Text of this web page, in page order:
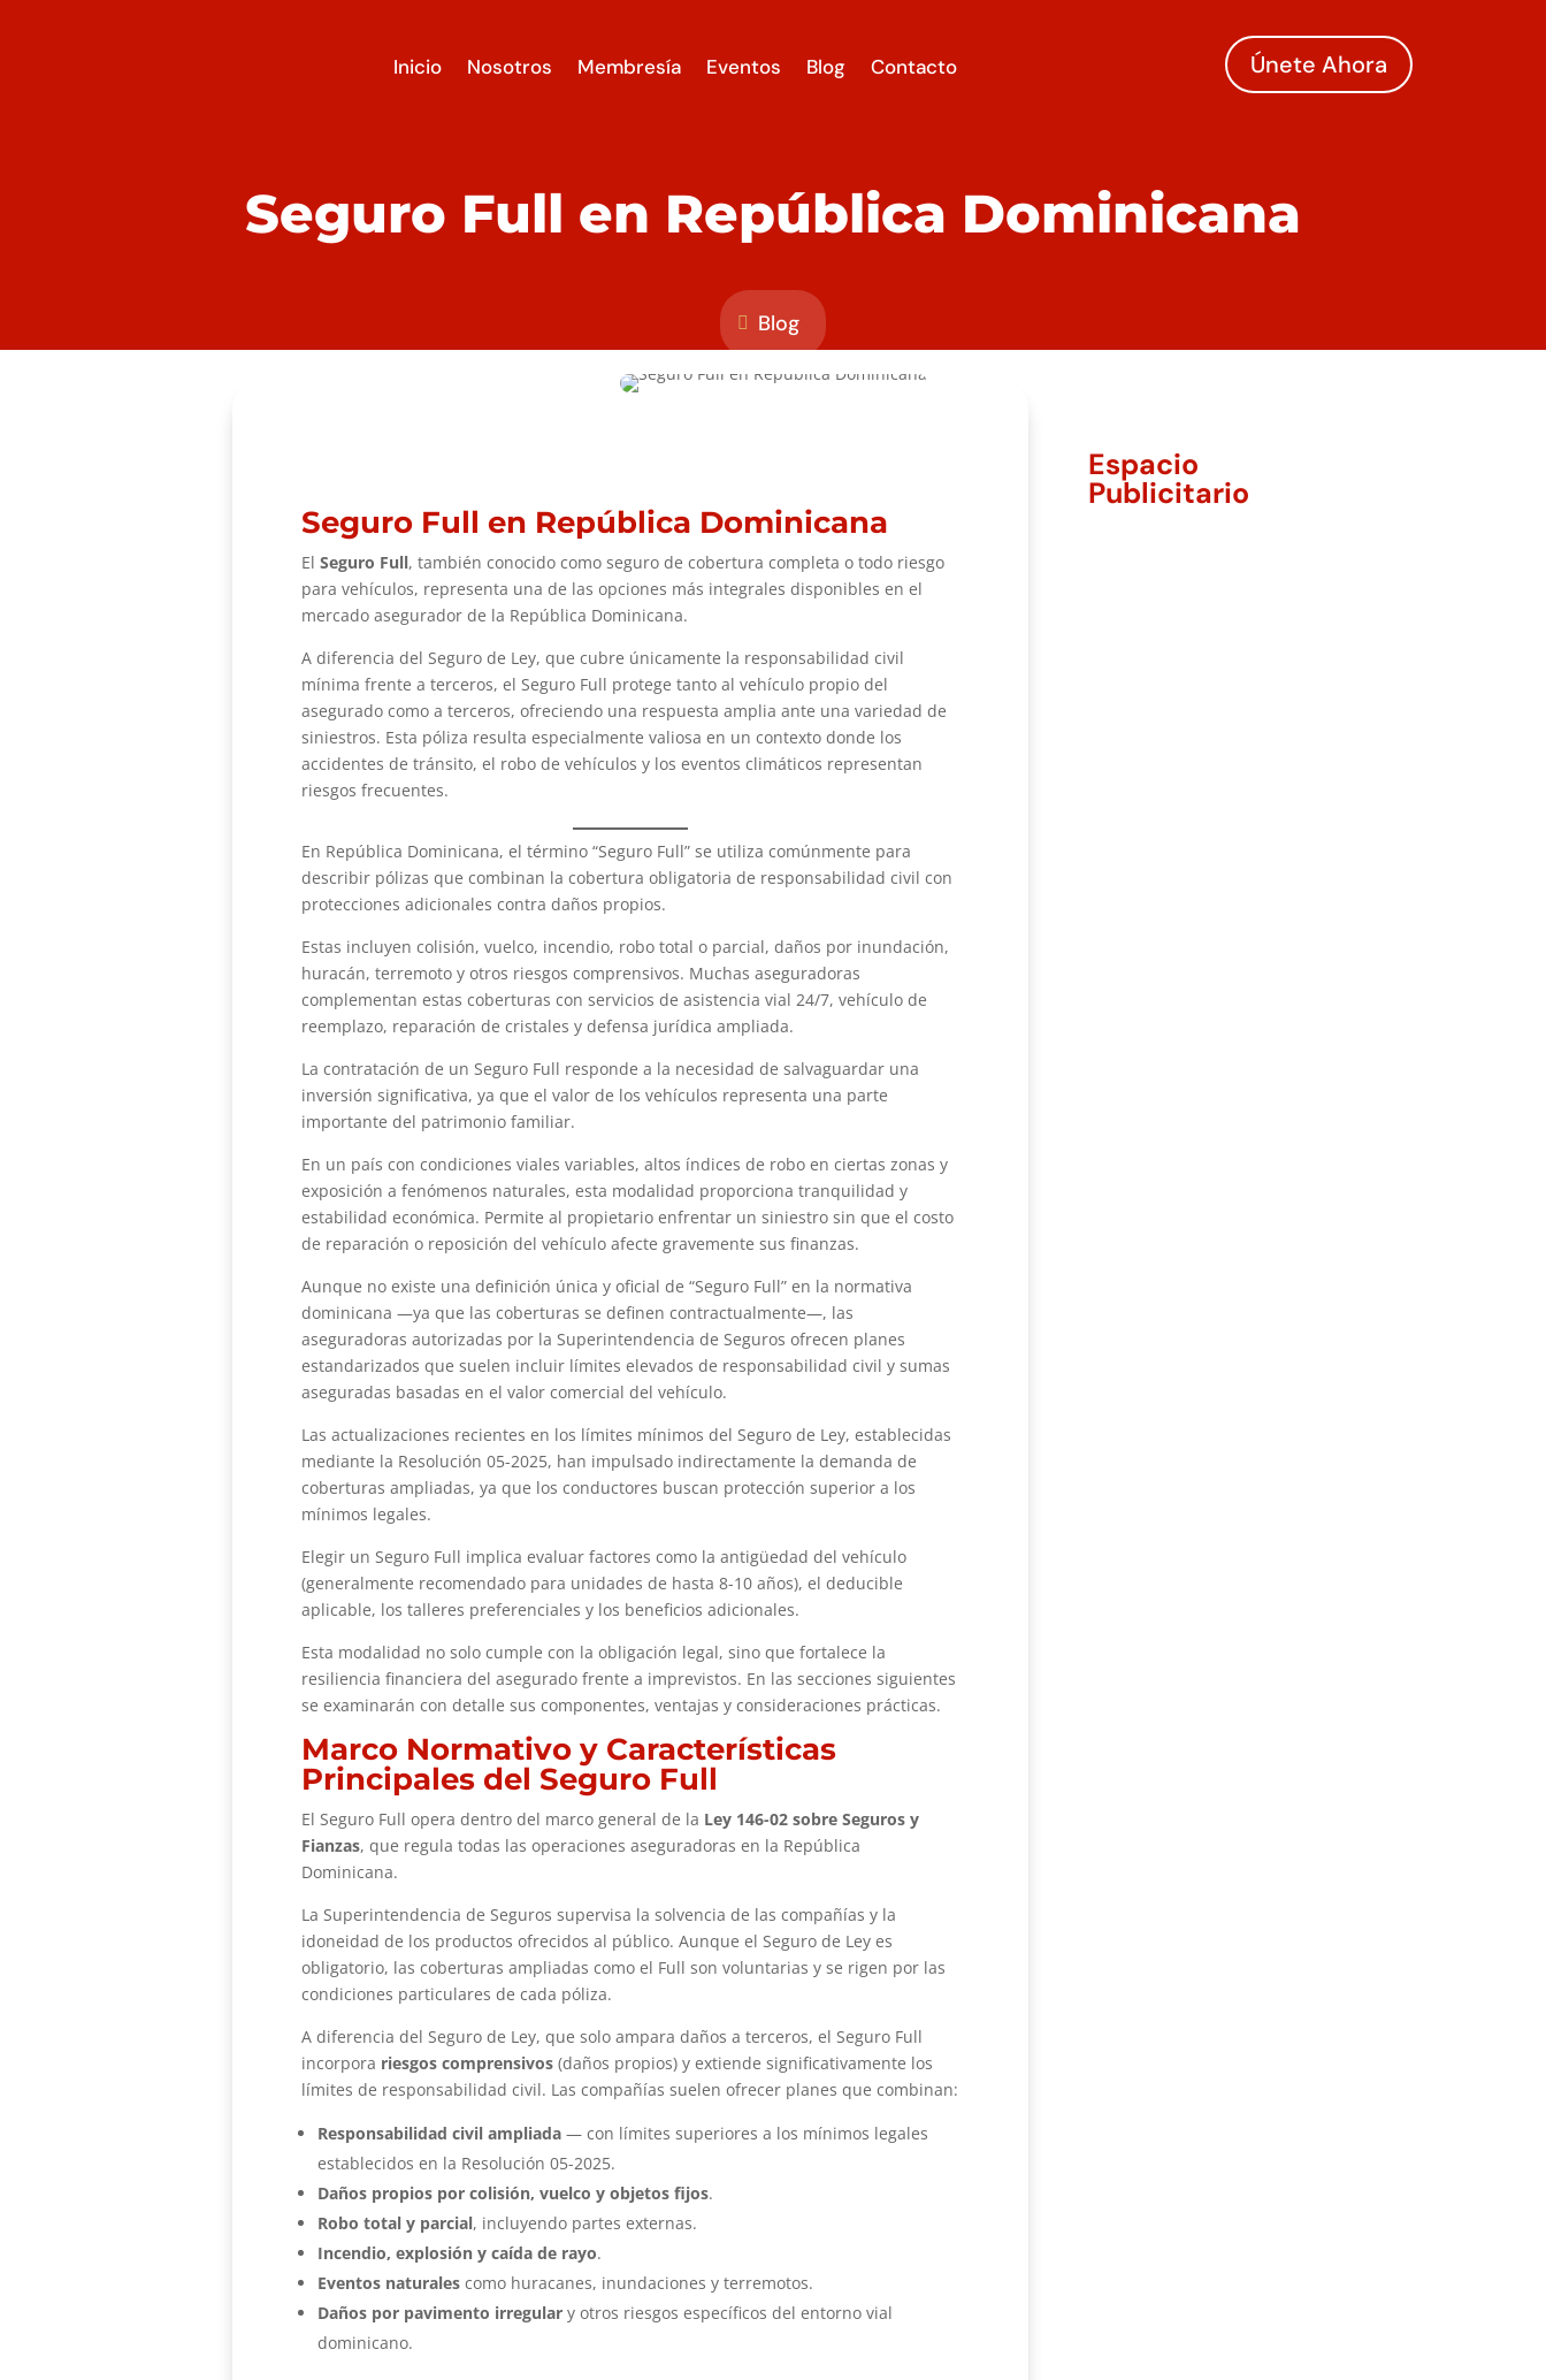
Inicio Nosotros Membresía Eventos Blog Contacto Únete Ahora
Seguro Full en República Dominicana
 Blog
Seguro Full en República Dominicana
El Seguro Full, también conocido como seguro de cobertura completa o todo riesgo
para vehículos, representa una de las opciones más integrales disponibles en el
mercado asegurador de la República Dominicana.
A diferencia del Seguro de Ley, que cubre únicamente la responsabilidad civil
mínima frente a terceros, el Seguro Full protege tanto al vehículo propio del
asegurado como a terceros, ofreciendo una respuesta amplia ante una variedad de
siniestros. Esta póliza resulta especialmente valiosa en un contexto donde los
accidentes de tránsito, el robo de vehículos y los eventos climáticos representan
riesgos frecuentes.
En República Dominicana, el término “Seguro Full” se utiliza comúnmente para
describir pólizas que combinan la cobertura obligatoria de responsabilidad civil con
protecciones adicionales contra daños propios.
Estas incluyen colisión, vuelco, incendio, robo total o parcial, daños por inundación,
huracán, terremoto y otros riesgos comprensivos. Muchas aseguradoras
complementan estas coberturas con servicios de asistencia vial 24/7, vehículo de
reemplazo, reparación de cristales y defensa jurídica ampliada.
La contratación de un Seguro Full responde a la necesidad de salvaguardar una
inversión significativa, ya que el valor de los vehículos representa una parte
importante del patrimonio familiar.
En un país con condiciones viales variables, altos índices de robo en ciertas zonas y
exposición a fenómenos naturales, esta modalidad proporciona tranquilidad y
estabilidad económica. Permite al propietario enfrentar un siniestro sin que el costo
de reparación o reposición del vehículo afecte gravemente sus finanzas.
Aunque no existe una definición única y oficial de “Seguro Full” en la normativa
dominicana —ya que las coberturas se definen contractualmente—, las
aseguradoras autorizadas por la Superintendencia de Seguros ofrecen planes
estandarizados que suelen incluir límites elevados de responsabilidad civil y sumas
aseguradas basadas en el valor comercial del vehículo.
Las actualizaciones recientes en los límites mínimos del Seguro de Ley, establecidas
mediante la Resolución 05-2025, han impulsado indirectamente la demanda de
coberturas ampliadas, ya que los conductores buscan protección superior a los
mínimos legales.
Elegir un Seguro Full implica evaluar factores como la antigüedad del vehículo
(generalmente recomendado para unidades de hasta 8-10 años), el deducible
aplicable, los talleres preferenciales y los beneficios adicionales.
Esta modalidad no solo cumple con la obligación legal, sino que fortalece la
resiliencia financiera del asegurado frente a imprevistos. En las secciones siguientes
se examinarán con detalle sus componentes, ventajas y consideraciones prácticas.
Marco Normativo y Características
Principales del Seguro Full
El Seguro Full opera dentro del marco general de la Ley 146-02 sobre Seguros y
Fianzas, que regula todas las operaciones aseguradoras en la República
Dominicana.
La Superintendencia de Seguros supervisa la solvencia de las compañías y la
idoneidad de los productos ofrecidos al público. Aunque el Seguro de Ley es
obligatorio, las coberturas ampliadas como el Full son voluntarias y se rigen por las
condiciones particulares de cada póliza.
A diferencia del Seguro de Ley, que solo ampara daños a terceros, el Seguro Full
incorpora riesgos comprensivos(daños propios) y extiende significativamente los
límites de responsabilidad civil. Las compañías suelen ofrecer planes que combinan:
Responsabilidad civil ampliada— con límites superiores a los mínimos legales
establecidos en la Resolución 05-2025.
Daños propios por colisión, vuelco y objetos fijos.
Robo total y parcial, incluyendo partes externas.
Incendio, explosión y caída de rayo.
Eventos naturalescomo huracanes, inundaciones y terremotos.
Daños por pavimento irregulary otros riesgos específicos del entorno vial
dominicano.
Espacio
Publicitario